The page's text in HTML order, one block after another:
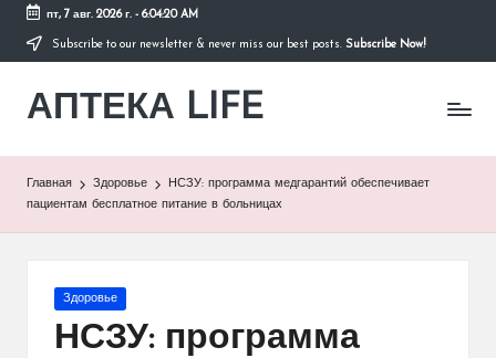
Перейти
содержимому
пт, 7 авг. 2026 г.- 6:04:21 AM
Subscribe to our newsletter & never miss our best posts. Subscribe Now!
АПТЕКА LIFE
сайт
Главная Здоровье
НСЗУ: программа медгарантий обеспечивает
пациентам бесплатное питание в больницах
Опубликовано
Здоровье
НСЗУ: программа